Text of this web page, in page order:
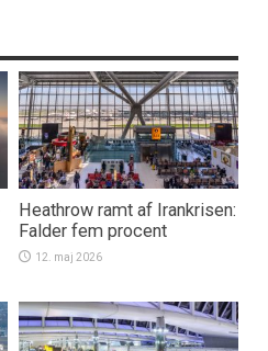
Heathrow ramt af Irankrisen:
Falder fem procent
12. maj 2026